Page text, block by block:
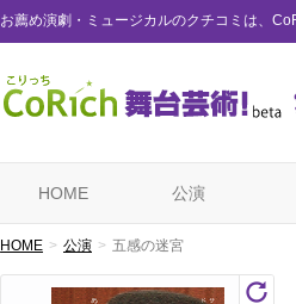
お薦め演劇・ミュージカルのクチコミは、
HOME 公演
HOME 公演 五感の迷宮